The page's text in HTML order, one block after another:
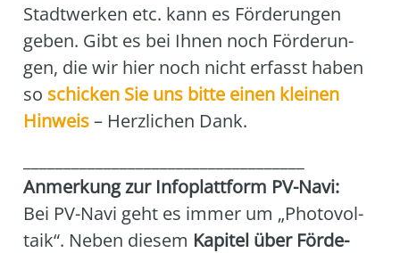
Stadt­wer­ken etc. kann es För­de­run­gen
geben. Gibt es bei Ihnen noch För­de­run­
gen, die wir hier noch nicht erfasst haben
so schi­cken Sie uns bit­te einen klei­nen
Hin­weis– Herz­li­chen Dank.
Anmer­kung zur Info­platt­form PV-Navi:
Bei PV-Navi geht es immer um „Pho­to­vol­
ta­ik“. Neben die­sem Kapi­tel über För­de­